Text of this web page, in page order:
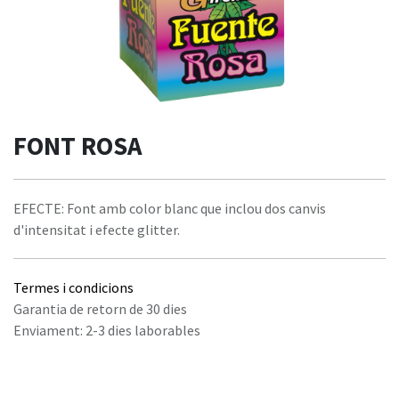
FONT ROSA
EFECTE: Font amb color blanc que inclou dos canvis
d'intensitat i efecte glitter.
Termes i condicions
Garantia de retorn de 30 dies
Enviament: 2-3 dies laborables